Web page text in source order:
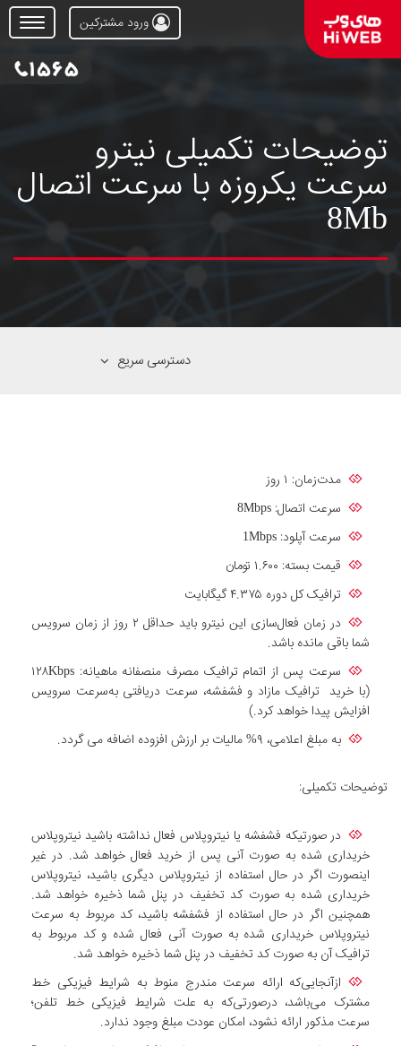
Open
Menu
ورود مشترکین
توضیحات تکمیلی نیترو
سرعت یکروزه با سرعت اتصال
8Mb
دسترسی سریع
مدت‌زمان: ۱ روز
سرعت اتصال: 8Mbps
سرعت آپلود: 1Mbps
قیمت بسته: ۱.۶۰۰ تومان
ترافیک کل دوره ۴.۳۷۵ گیگابایت
در زمان فعال‌سازی این نیترو باید حداقل ۲ روز از زمان سرویس
شما باقی مانده باشد.
سرعت پس از اتمام ترافیک مصرف منصفانه ماهیانه: ۱۲۸Kbps
(با خرید ترافیک مازاد و فشفشه، سرعت دریافتی به‌سرعت سرویس
افزایش پیدا خواهد کرد.)
به مبلغ اعلامی، ۹% مالیات بر ارزش افزوده اضافه می گردد.
توضیحات تکمیلی:
در صورتیکه فشفشه یا نیتروپلاس فعال نداشته باشید نیتروپلاس
خریداری شده به صورت آنی پس از خرید فعال خواهد شد. در غیر
اینصورت اگر در حال استفاده از نیتروپلاس دیگری باشید، نیتروپلاس
خریداری شده به صورت کد تخفیف در پنل شما ذخیره خواهد شد.
همچنین اگر در حال استفاده از فشفشه باشید، کد مربوط به سرعت
نیتروپلاس خریداری شده به صورت آنی فعال شده و کد مربوط به
ترافیک آن به صورت کد تخفیف در پنل شما ذخیره خواهد شد.
ازآنجایی‌که ارائه سرعت مندرج منوط به شرایط فیزیکی خط
مشترک می‌باشد، درصورتی‌که به علت شرایط فیزیکی خط تلفن؛
سرعت مذکور ارائه نشود، امکان عودت مبلغ وجود ندارد.